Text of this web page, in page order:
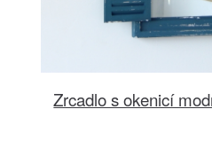
Zrcadlo s okenicí